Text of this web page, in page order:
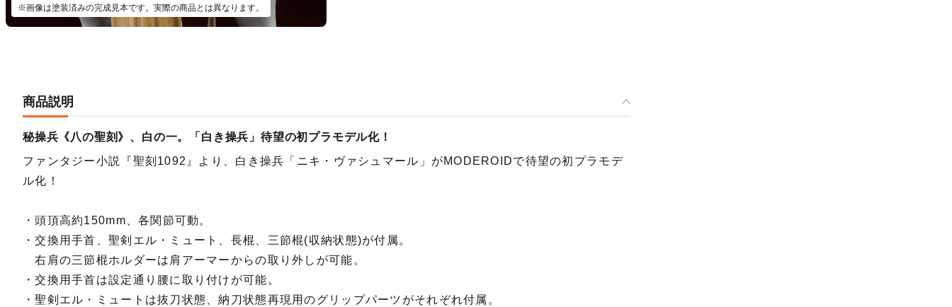
※画像は塗装済みの完成見本です。実際の商品とは異なります。
商品説明
秘操兵《八の聖刻》、白の一。「白き操兵」待望の初プラモデル化！
ファンタジー小説『聖刻1092』より、白き操兵「ニキ・ヴァシュマール」がMODEROIDで待望の初プラモデ
ル化！
・頭頂高約150mm、各関節可動。
・交換用手首、聖剣エル・ミュート、長棍、三節棍(収納状態)が付属。
右肩の三節棍ホルダーは肩アーマーからの取り外しが可能。
・交換用手首は設定通り腰に取り付けが可能。
・聖剣エル・ミュートは抜刀状態、納刀状態再現用のグリップパーツがそれぞれ付属。